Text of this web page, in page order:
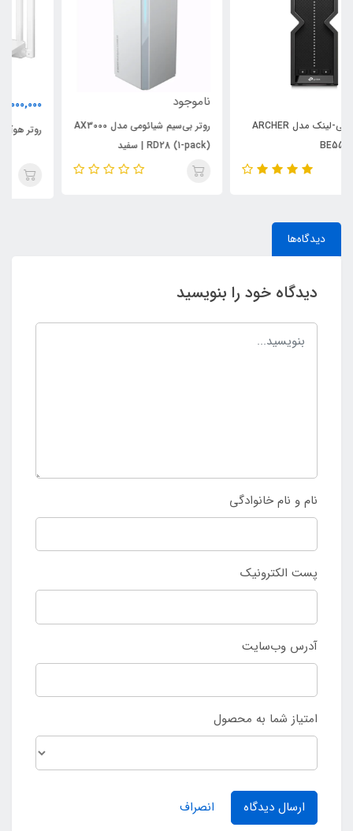
روتر بی‌سیم شیائومی مدل AX3000
RD28 (1-pack) | سفید
روتر هوآوی مدل WiFi AX2 | سفید
دیدگاه‌ها
دیدگاه خود را بنویسید
نام و نام خانوادگی
پست الکترونیک
آدرس وب‌سایت
امتیاز شما به محصول
ارسال دیدگاه انصراف